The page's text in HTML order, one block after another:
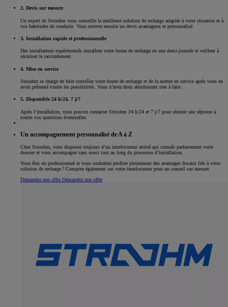
2. Devis sur mesure
Un expert de Stroohm vous conseille la meilleure solution de recharge adaptée à votre situation et à
vos habitudes de conduite. Vous recevez ensuite un devis avantageux et personnalisé.
3. Installation rapide et professionnelle
Des installateurs expérimentés installent votre borne de recharge en une demi-journée et veillent à
sécuriser le raccordement.
4. Mise en service
Stroohm se charge de faire contrôler votre borne de recharge et de la mettre en service après vous en
avoir présenté toutes les possibilités. Vous n’avez donc absolument rien à faire.
5. Disponible 24 h/24, 7 j/7
Après l’installation, vous pouvez contacter Stroohm 24 h/24 et 7 j/7 pour obtenir une réponse à
toutes vos questions éventuelles.
Un accompagnement personnalisé de A à Z
Chez Stroohm, vous disposez toujours d’un interlocuteur attitré qui connaît parfaitement votre
dossier et vous accompagne sans souci tout au long du processus d’installation.
Vous êtes un professionnel et vous souhaitez profiter pleinement des avantages fiscaux liés à votre
solution de recharge ? Comptez également sur votre interlocuteur pour un conseil sur mesure.
Demandez une offre Demandez une offre